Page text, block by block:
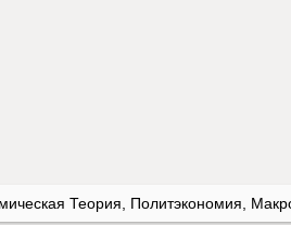
Теория, Политэкономия,